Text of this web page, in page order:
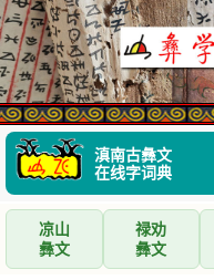
滇南古彝文
在线字词典
凉山
彝文
禄劝
彝文